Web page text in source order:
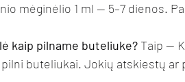
mėginėlio 1 ml — 5–7 dienos.
kaip pilname buteliuke? Taip —
buteliukai. Jokių atskiestų ar